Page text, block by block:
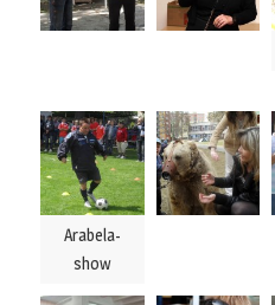
Arabela-
show